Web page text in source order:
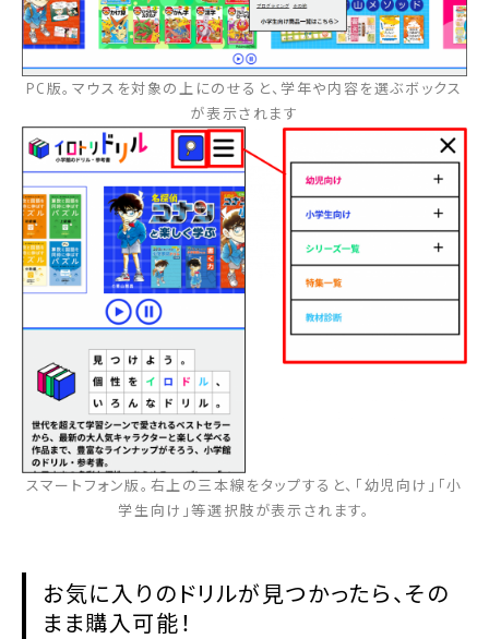
PC版。マウスを対象の上にのせると、学年や内容を選ぶボックス
が表示されます
スマートフォン版。右上の三本線をタップすると、｢幼児向け｣｢小
学生向け｣等選択肢が表示されます。
お気に入りのドリルが見つかったら、その
まま購入可能！